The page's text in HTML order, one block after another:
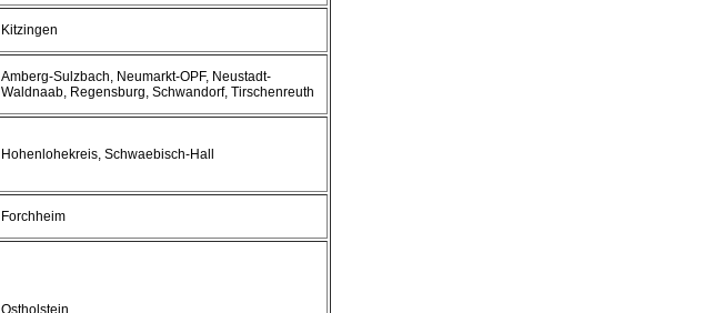
Kitzingen
Amberg-Sulzbach, Neumarkt-OPF, Neustadt-
Waldnaab, Regensburg, Schwandorf, Tirschenreuth
Hohenlohekreis, Schwaebisch-Hall
Forchheim
Ostholstein